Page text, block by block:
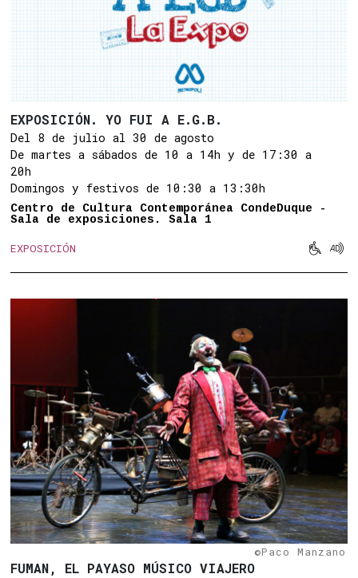
EXPOSICIÓN. YO FUI A E.G.B.
Del 8 de julio al 30 de agosto
De martes a sábados de 10 a 14h y de 17:30 a
20h
Domingos y festivos de 10:30 a 13:30h
Centro de Cultura Contemporánea CondeDuque -
Sala de exposiciones. Sala 1
EXPOSICIÓN  
©Paco Manzano
FUMAN, EL PAYASO MÚSICO VIAJERO